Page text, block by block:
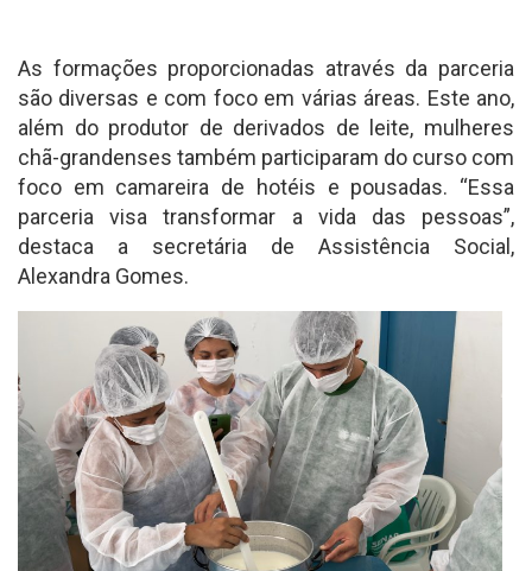
As formações proporcionadas através da parceria
são diversas e com foco em várias áreas. Este ano,
além do produtor de derivados de leite, mulheres
chã-grandenses também participaram do curso com
foco em camareira de hotéis e pousadas. “Essa
parceria visa transformar a vida das pessoas”,
destaca a secretária de Assistência Social,
Alexandra Gomes.